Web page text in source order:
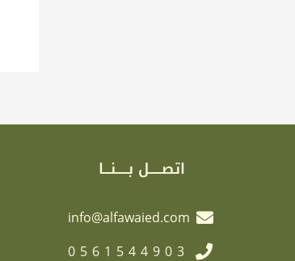
اتصـــــل بـــــنـــا
info@alfawaied.com
0561544903